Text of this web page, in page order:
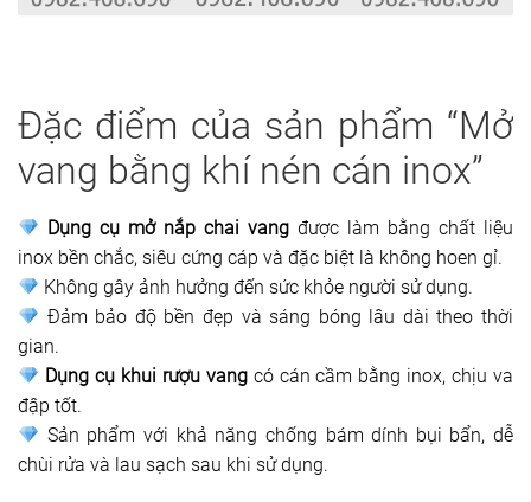
Đặc điểm của sản phẩm “Mở
vang bằng khí nén cán inox”
Dụng cụ mở nắp chai vang được làm bằng chất liệu
inox bền chắc, siêu cứng cáp và đặc biệt là không hoen gỉ.
Không gây ảnh hưởng đến sức khỏe người sử dụng.
Đảm bảo độ bền đẹp và sáng bóng lâu dài theo thời
gian.
Dụng cụ khui rượu vangcó cán cầm bằng inox, chịu va
đập tốt.
Sản phẩm với khả năng chống bám dính bụi bẩn, dễ
chùi rửa và lau sạch sau khi sử dụng.